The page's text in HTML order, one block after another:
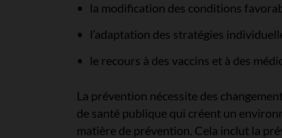
la modification des conditions
l’adaptation des stratégies
le recours à des vaccins et à des
La prévention nécessite des
de santé publique qui créent un
matière de prévention. Cela inclut la